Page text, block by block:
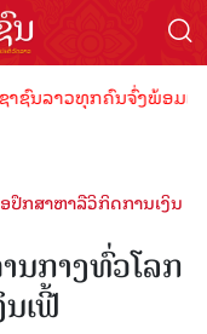
ນລາວທຸກຄົນຈົ່ງພ້ອມເປັ
ປຶກສາຫາລືວິກິດການເງິນ
ນກາງທົ່ວໂລກ
ເຟີ້